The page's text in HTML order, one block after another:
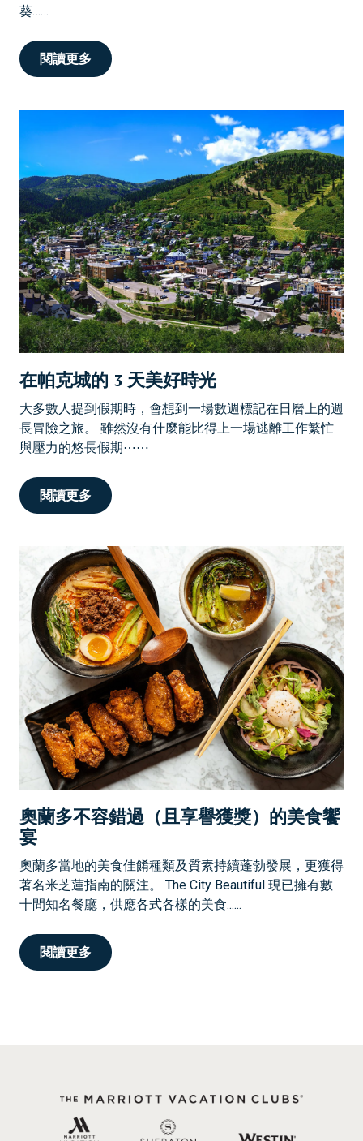
葵……
閱讀更多
在帕克城的 3 天美好時光
大多數人提到假期時，會想到一場數週標記在日曆上的週
長冒險之旅。 雖然沒有什麼能比得上一場逃離工作繁忙
與壓力的悠長假期⋯⋯
閱讀更多
奧蘭多不容錯過（且享譽獲獎）的美食饗
宴
奧蘭多當地的美食佳餚種類及質素持續蓬勃發展，更獲得
著名米芝蓮指南的關注。 The City Beautiful 現已擁有數
十間知名餐廳，供應各式各樣的美食......
閱讀更多